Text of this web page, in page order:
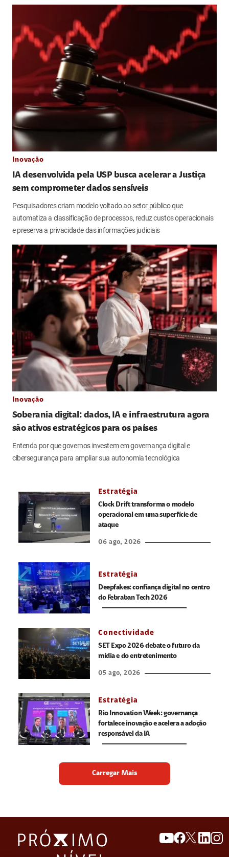
Inovação
IA desenvolvida pela USP busca acelerar a Justiça
sem comprometer dados sensíveis
Pesquisadores criam modelo voltado ao setor público que
automatiza a classificação de processos, reduz custos operacionais
e preserva a privacidade das informações judiciais
Inovação
Soberania digital: dados, IA e infraestrutura agora
são ativos estratégicos para os países
Entenda por que governos investem em governança digital e
cibersegurança para ampliar sua autonomia tecnológica
Estratégia
Clock Drift transforma o modelo
operacional em uma superfície de
ataque
06 ago, 2026
Estratégia
Deepfakes: confiança digital no centro
do Febraban Tech 2026
Conectividade
SET Expo 2026 debate o futuro da
mídia e do entretenimento
05 ago, 2026
Estratégia
Rio Innovation Week: governança
fortalece inovação e acelera a adoção
responsável da IA
Carregar Mais